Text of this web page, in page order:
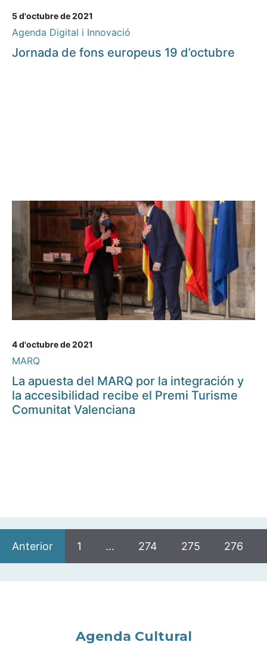
5 d'octubre de 2021
Agenda Digital i Innovació
Jornada de fons europeus 19 d’octubre
4 d'octubre de 2021
MARQ
La apuesta del MARQ por la integración y
la accesibilidad recibe el Premi Turisme
Comunitat Valenciana
Anterior 1 … 274 275 276
Agenda Cultural